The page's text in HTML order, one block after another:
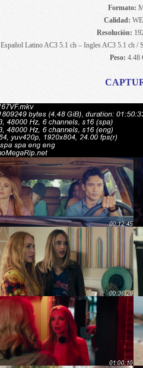
Formato:
Calidad:
Resolución:
Español Latino AC3 5.1 ch – Ingles AC3 5.1 ch /
Peso: 4.48